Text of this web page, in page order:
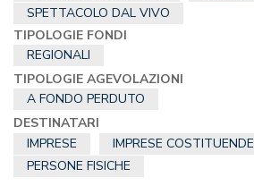
SPETTACOLO DAL VIVO
TIPOLOGIE FONDI
REGIONALI
TIPOLOGIE AGEVOLAZIONI
A FONDO PERDUTO
DESTINATARI
IMPRESE
IMPRESE COSTITUENDE
PERSONE FISICHE